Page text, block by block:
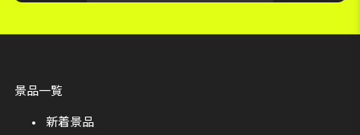
景品一覧
新着景品